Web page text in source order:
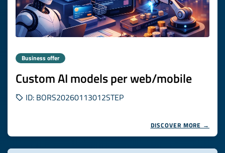
Business offer
Custom AI models per web/mobile
ID: BORS20260113012STEP
DISCOVER MORE →